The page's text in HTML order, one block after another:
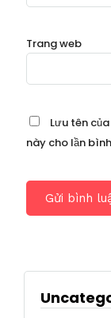
Trang web
Lưu tên
này cho lần